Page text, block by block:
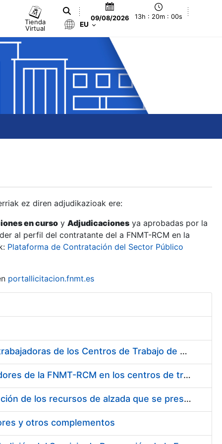
Tienda
Virtual
09/08/2026 13h : 20m : 01s
EU
ez diren adjudikazioak ere:
en curso y Adjudicaciones ya aprobadas por la
al perfil del contratante del a FNMT-RCM en la
Plataforma de Contratación del Sector Público
portallicitacion.fnmt.es
Suministro de Protectores Auditivos a medida para las personas trabajadoras de los Centros de Trabajo de Madrid y Burgos
Suministro de gafas graduadas antiproyecciones para los trabajadores de la FNMT-RCM en los centros de trabajo de Madrid y Burgos
Servicios de una empresa externa para el asesoramiento y resolución de los recursos de alzada que se presentan relacionados con procesos de selección para la FNMT-RCM
y otros complementos